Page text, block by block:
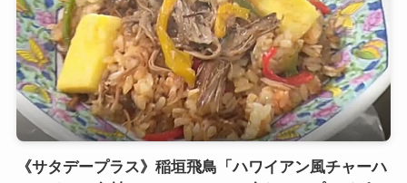
《サタデープラス》稲垣飛鳥「ハワイアン風チャーハ